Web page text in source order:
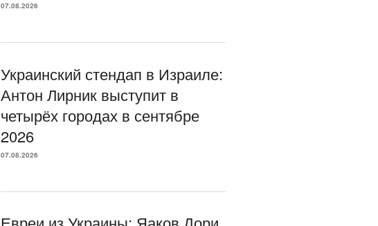
07.08.2026
Украинский стендап в Израиле:
Антон Лирник выступит в
четырёх городах в сентябре
2026
07.08.2026